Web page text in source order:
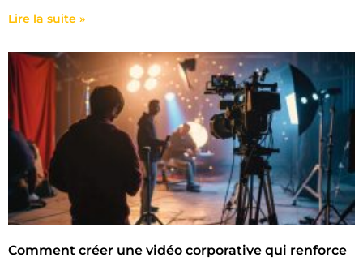
Lire la suite »
Comment créer une vidéo corporative qui renforce